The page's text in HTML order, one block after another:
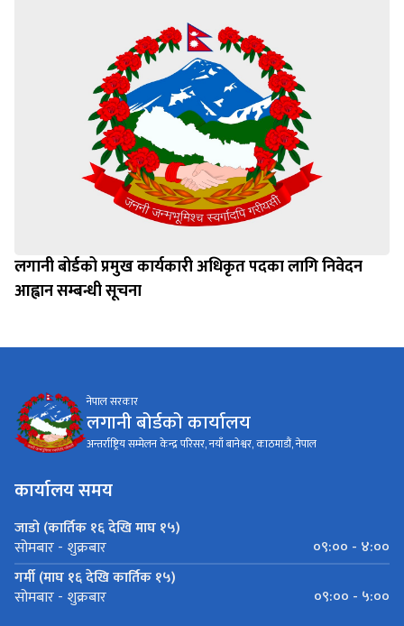
लगानी बोर्डको प्रमुख कार्यकारी अधिकृत पदका लागि निवेदन
आह्वान सम्बन्धी सूचना
नेपाल सरकार
लगानी बोर्डको कार्यालय
अन्तर्राष्ट्रिय सम्मेलन केन्द्र परिसर, नयाँ बानेश्वर, काठमाडौं, नेपाल
कार्यालय समय
जाडो (कार्तिक १६ देखि माघ १५)
सोमबार - शुक्रबार
०९:०० - ४:००
गर्मी (माघ १६ देखि कार्तिक १५)
सोमबार - शुक्रबार ०९:०० - ५:००